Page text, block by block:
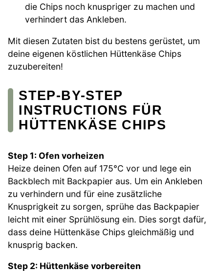
die Chips noch knuspriger zu machen und
verhindert das Ankleben.
Mit diesen Zutaten bist du bestens gerüstet, um
deine eigenen köstlichen Hüttenkäse Chips
zuzubereiten!
STEP-BY-STEP
INSTRUCTIONS FÜR
HÜTTENKÄSE CHIPS
Step 1: Ofen vorheizen
Heize deinen Ofen auf 175°C vor und lege ein
Backblech mit Backpapier aus. Um ein Ankleben
zu verhindern und für eine zusätzliche
Knusprigkeit zu sorgen, sprühe das Backpapier
leicht mit einer Sprühlösung ein. Dies sorgt dafür,
dass deine Hüttenkäse Chips gleichmäßig und
knusprig backen.
Step 2: Hüttenkäse vorbereiten